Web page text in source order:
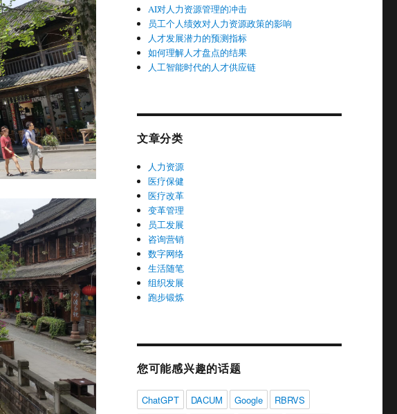
AI对人力资源管理的冲击
员工个人绩效对人力资源政策的影响
人才发展潜力的预测指标
如何理解人才盘点的结果
人工智能时代的人才供应链
文章分类
人力资源
医疗保健
医疗改革
变革管理
员工发展
咨询营销
数字网络
生活随笔
组织发展
跑步锻炼
您可能感兴趣的话题
ChatGPT DACUM Google
RBRVS